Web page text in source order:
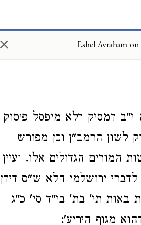
× Eshel Avraham
י"ב דמסיק דלא מיפסל פיסוק
לשון הרמב"ן וכן מפורש
המורים הגדולים אלו. ועיין
ירושלמי הלא ש"ס דידן
באות תי' בת' בי"ד סי' כ"ג
מגוף היריע':